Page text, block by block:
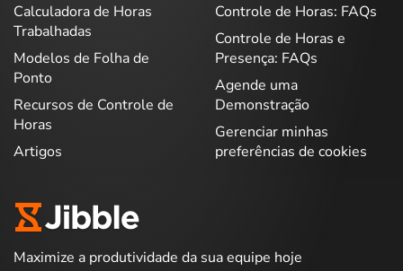
Calculadora de Horas
Trabalhadas
Modelos de Folha de
Ponto
Recursos de Controle de
Horas
Artigos
Controle de Horas: FAQs
Controle de Horas e
Presença: FAQs
Agende uma
Demonstração
Gerenciar minhas
preferências de cookies
Maximize a produtividade da sua equipe hoje